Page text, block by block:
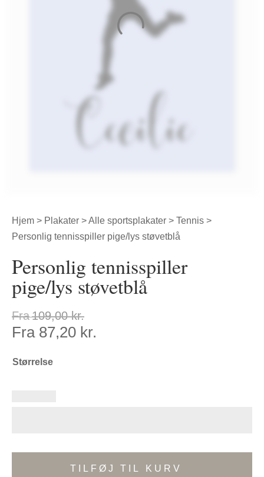
Hjem > Plakater >Alle sportsplakater > Tennis >
Personlig tennisspiller pige/lys støvetblå
Personlig tennisspiller
pige/lys støvetblå
Fra109,00kr.
Fra 87,20 kr.
Størrelse
TILFØJ TIL KURV